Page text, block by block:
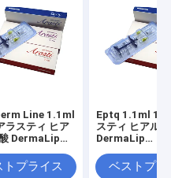
Line 1.1ml
ラスティ ヒア
DermaLip
ル 皮膚充填剤
トプライス
Eptq 1.1ml
スティ ヒアル
DermaLip
ェクタブル 皮
唇満杯
ベストプラ